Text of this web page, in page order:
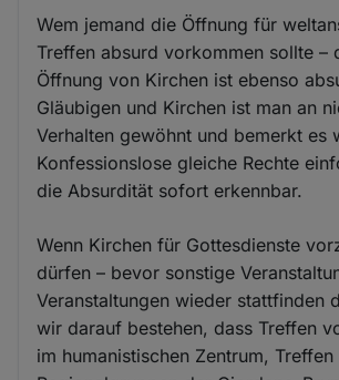
Wem jemand die Öffnung für
Treffen absurd vorkommen sollte –
Öffnung von Kirchen ist ebenso
Gläubigen und Kirchen ist man an
Verhalten gewöhnt und bemerkt es
Konfessionslose gleiche Rechte
die Absurdität sofort erkennbar.
Wenn Kirchen für Gottesdienste
dürfen – bevor sonstige
Veranstaltungen wieder stattfinden
wir darauf bestehen, dass Treffen
im humanistischen Zentrum, Treffen